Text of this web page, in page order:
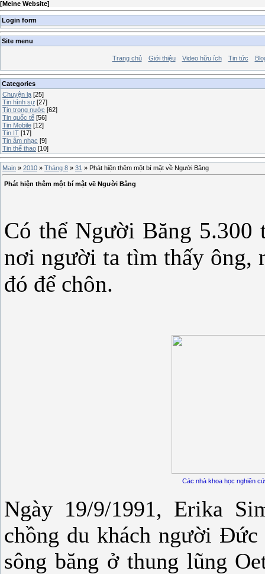
[Meine Website]
Login form
Site menu
Trang chủ Giới thiệu Video hữu ích Tin tức
Categories
Chuyện lạ [25]
Tin hình sự [27]
Tin trong nước [62]
Tin quốc tế [56]
Tin Mobile [12]
Tin IT [17]
Tin âm nhạc [9]
Tin thể thao [10]
Main » 2010 » Tháng 8 » 31 » Phát hiện thêm một bí mật về Người Băng
Phát hiện thêm một bí mật về Người Băng
Có thể Người Băng
nơi người ta tìm thấy ông,
đó để chôn.
Các nhà khoa học nghiên
Ngày 19/9/1991, Erika
chồng du khách người
sông băng ở thung lũng